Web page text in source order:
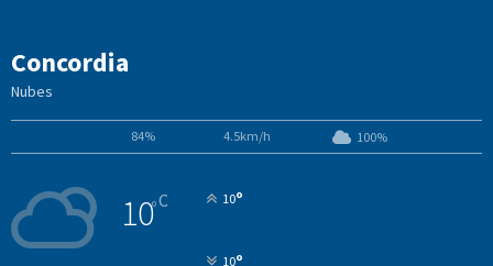
Concordia
Nubes
84% 4.5km/h 100%
10°C 10°
10